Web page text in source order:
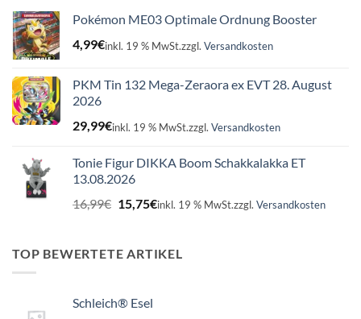
Pokémon ME03 Optimale Ordnung Booster
4,99€inkl. 19 % MwSt.zzgl. Versandkosten
PKM Tin 132 Mega-Zeraora ex EVT 28. August
2026
29,99€inkl. 19 % MwSt.zzgl. Versandkosten
Tonie Figur DIKKA Boom Schakkalakka ET
13.08.2026
16,99€ Ursprünglicher
Preis
16,99€
15,75€Aktueller
15,75€.
inkl. 19 % MwSt.zzgl. Versandkosten
TOP BEWERTETE ARTIKEL
Schleich® Esel